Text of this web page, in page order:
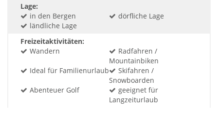
Lage:
in den Bergen
dörfliche Lage
ländliche Lage
Freizeitaktivitäten:
Wandern
Radfahren /
Mountainbiken
Ideal für Familienurlaub
Skifahren /
Snowboarden
Abenteuer Golf
geeignet für
Langzeiturlaub